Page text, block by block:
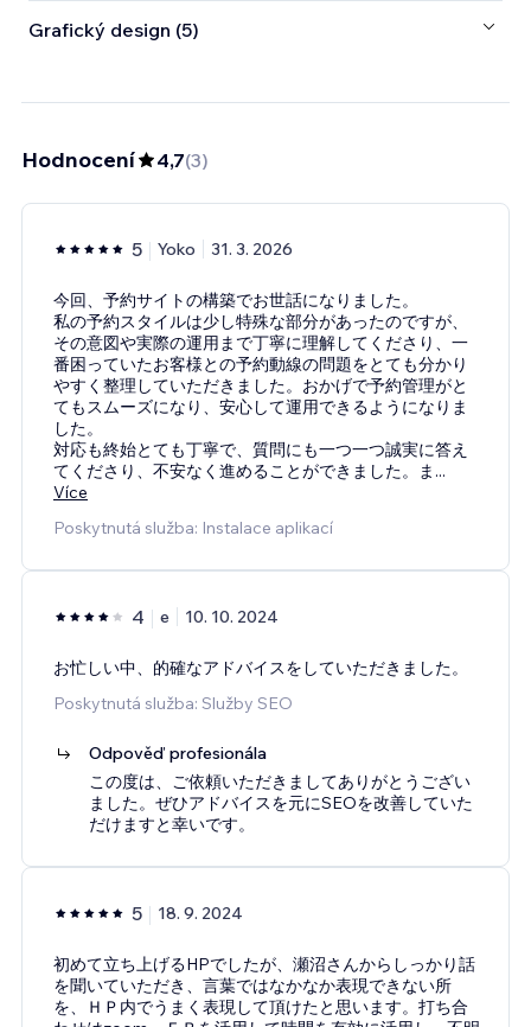
Grafický design (5)
Hodnocení 4,7(3)
5 Yoko 31. 3. 2026
今回、予約サイトの構築でお世話になりました。
私の予約スタイルは少し特殊な部分があったのですが、
その意図や実際の運用まで丁寧に理解してくださり、一
番困っていたお客様との予約動線の問題をとても分かり
やすく整理していただきました。おかげで予約管理がと
てもスムーズになり、安心して運用できるようになりま
した。
対応も終始とても丁寧で、質問にも一つ一つ誠実に答え
てくださり、不安なく進めることができました。ま ...
Více
Poskytnutá služba: Instalace aplikací
4 e 10. 10. 2024
お忙しい中、的確なアドバイスをしていただきました。
Poskytnutá služba: Služby SEO
Odpověď profesionála
この度は、ご依頼いただきましてありがとうござい
ました。ぜひアドバイスを元にSEOを改善していた
だけますと幸いです。
5 18. 9. 2024
初めて立ち上げるHPでしたが、瀬沼さんからしっかり話
を聞いていただき、言葉ではなかなか表現できない所
を、ＨＰ内でうまく表現して頂けたと思います。打ち合